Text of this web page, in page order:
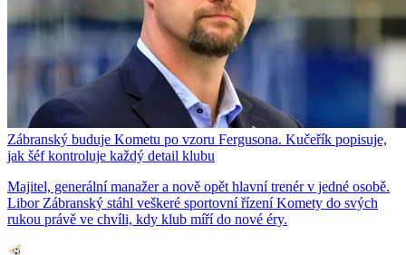
Zábranský buduje Kometu po vzoru Fergusona. Kučeřík popisuje,
jak šéf kontroluje každý detail klubu
Majitel, generální manažer a nově opět hlavní trenér v jedné osobě.
Libor Zábranský stáhl veškeré sportovní řízení Komety do svých
rukou právě ve chvíli, kdy klub míří do nové éry.